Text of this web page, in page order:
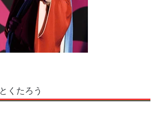
とくたろう